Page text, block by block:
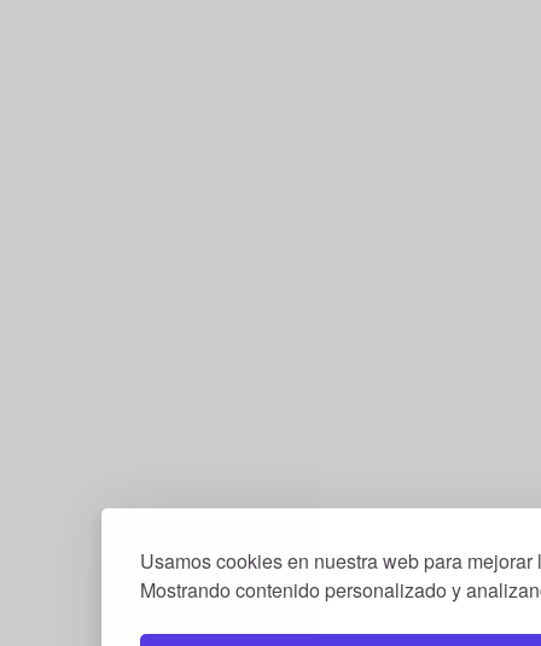
Usamos cookies en nuestra web para
Mostrando contenido personalizado y